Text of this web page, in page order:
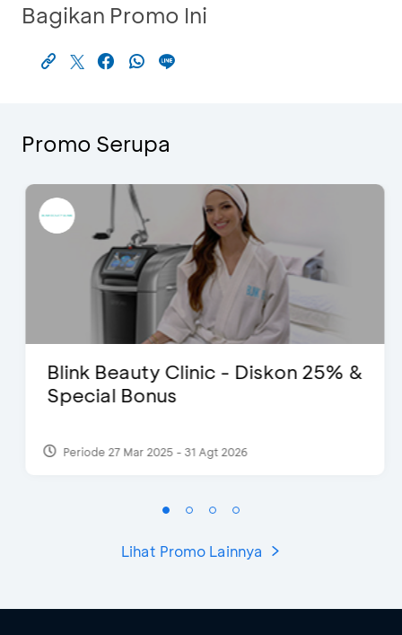
Bagikan Promo Ini
Promo Serupa
Blink Beauty Clinic - Diskon 25% &
Special Bonus
Periode 27 Mar 2025 - 31 Agt 2026
Lihat Promo Lainnya